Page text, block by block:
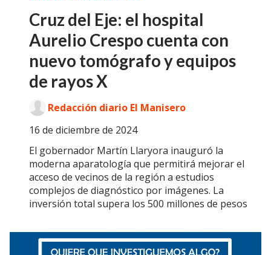
Cruz del Eje: el hospital
Aurelio Crespo cuenta con
nuevo tomógrafo y equipos
de rayos X
El gobernador Martín Llaryora inauguró la
moderna aparatología que permitirá mejorar el
acceso de vecinos de la región a estudios
complejos de diagnóstico por imágenes. La
inversión total supera los 500 millones de pesos
16 de diciembre de 2024
Redacción diario El Manisero